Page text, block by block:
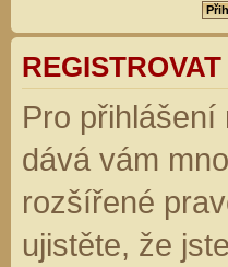
REGISTROVAT
Pro
dává vám
rozšířené
ujistěte, že